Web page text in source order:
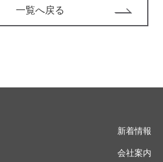
一覧へ戻る
新着情報
会社案内